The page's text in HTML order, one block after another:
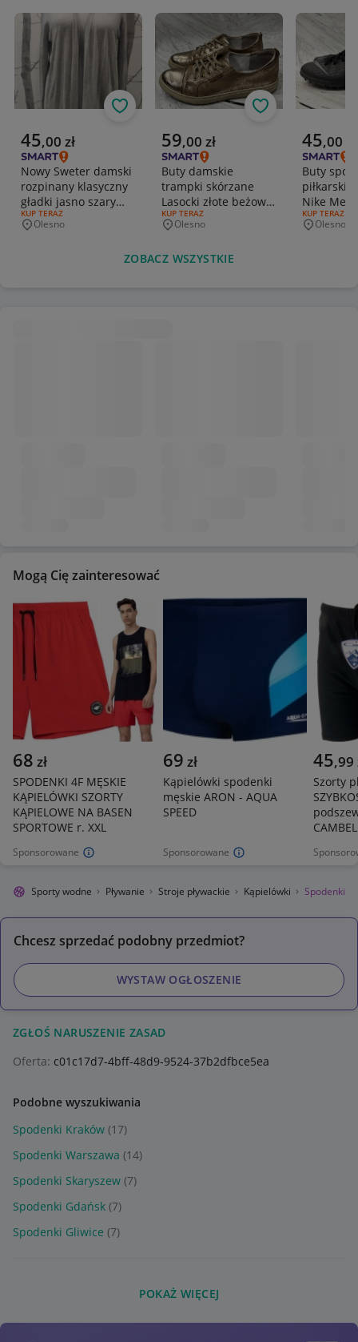
Aktualna cena
45,00 zł
Nowy Sweter damski
rozpinany klasyczny
gładki jasno szary
r.M 38
RODZAJ OFERTY:
KUP TERAZ
Miejscowość
Olesno
Obserwuj
Aktualna cena
59,00 zł
Buty damskie
trampki skórzane
Lasocki złote beżowe
r.38
RODZAJ OFERTY:
KUP TERAZ
Miejscowość
Olesno
Obserwuj
Aktualna
45,00
Buty
Nike
czarne
RODZAJ
KUP TERAZ
Olesno
ZOBACZ WSZYSTKIE
Mogą Cię zainteresować
Sponsorowane
68 zł
SPODENKI 4F MĘSKIE
KĄPIELÓWKI SZORTY
KĄPIELOWE NA BASEN
SPORTOWE r. XXL
Sponsorowane
69 zł
Kąpielówki spodenki
męskie ARON - AQUA
SPEED
45,99
Szorty
Sporty wodne Pływanie Stroje pływackie Kąpielówki Spodenki
Chcesz sprzedać podobny przedmiot?
WYSTAW OGŁOSZENIE
ZGŁOŚ NARUSZENIE ZASAD
Oferta: c01c17d7-4bff-48d9-9524-37b2dfbce5ea
Podobne wyszukiwania
Spodenki Kraków (17)
Spodenki Warszawa (14)
Spodenki Skaryszew (7)
Spodenki Gdańsk (7)
Spodenki Gliwice (7)
POKAŻ WIĘCEJ